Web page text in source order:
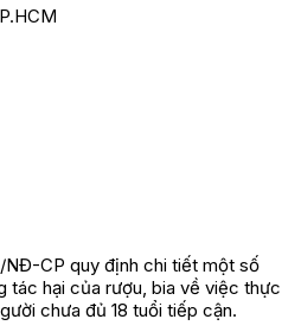
CP quy định chi tiết một số
tác hại của rượu, bia về việc thực
chưa đủ 18 tuổi tiếp cận.